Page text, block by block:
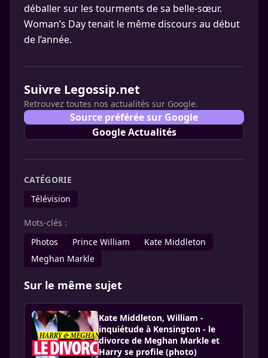
déballer sur les tourments de sa belle-sœur.
Woman’s Day tenait le même discours au début
de l’année.
Suivre Legossip.net
Retrouvez toutes nos actualités sur Google.
Source préférée sur Google
Google Actualités
CATÉGORIE
Télévision
Mots-clés :
Photos
Prince William
Kate Middleton
Meghan Markle
Sur le même sujet
Kate Middleton, William -
inquiétude à Kensington - le
divorce de Meghan Markle et
Harry se profile (photo)